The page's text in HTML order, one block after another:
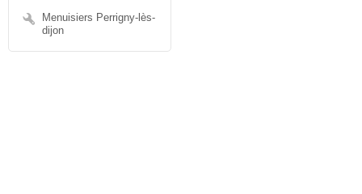
Menuisiers Perrigny-lès-
dijon